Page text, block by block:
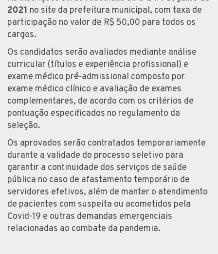
2021 no site da prefeitura municipal, com taxa de
participação no valor de R$ 50,00 para todos os
cargos.
Os candidatos serão avaliados mediante análise
curricular (títulos e experiência profissional) e
exame médico pré-admissional composto por
exame médico clínico e avaliação de exames
complementares, de acordo com os critérios de
pontuação especificados no regulamento da
seleção.
Os aprovados serão contratados temporariamente
durante a validade do processo seletivo para
garantir a continuidade dos serviços de saúde
pública no caso de afastamento temporário de
servidores efetivos, além de manter o atendimento
de pacientes com suspeita ou acometidos pela
Covid-19 e outras demandas emergenciais
relacionadas ao combate da pandemia.